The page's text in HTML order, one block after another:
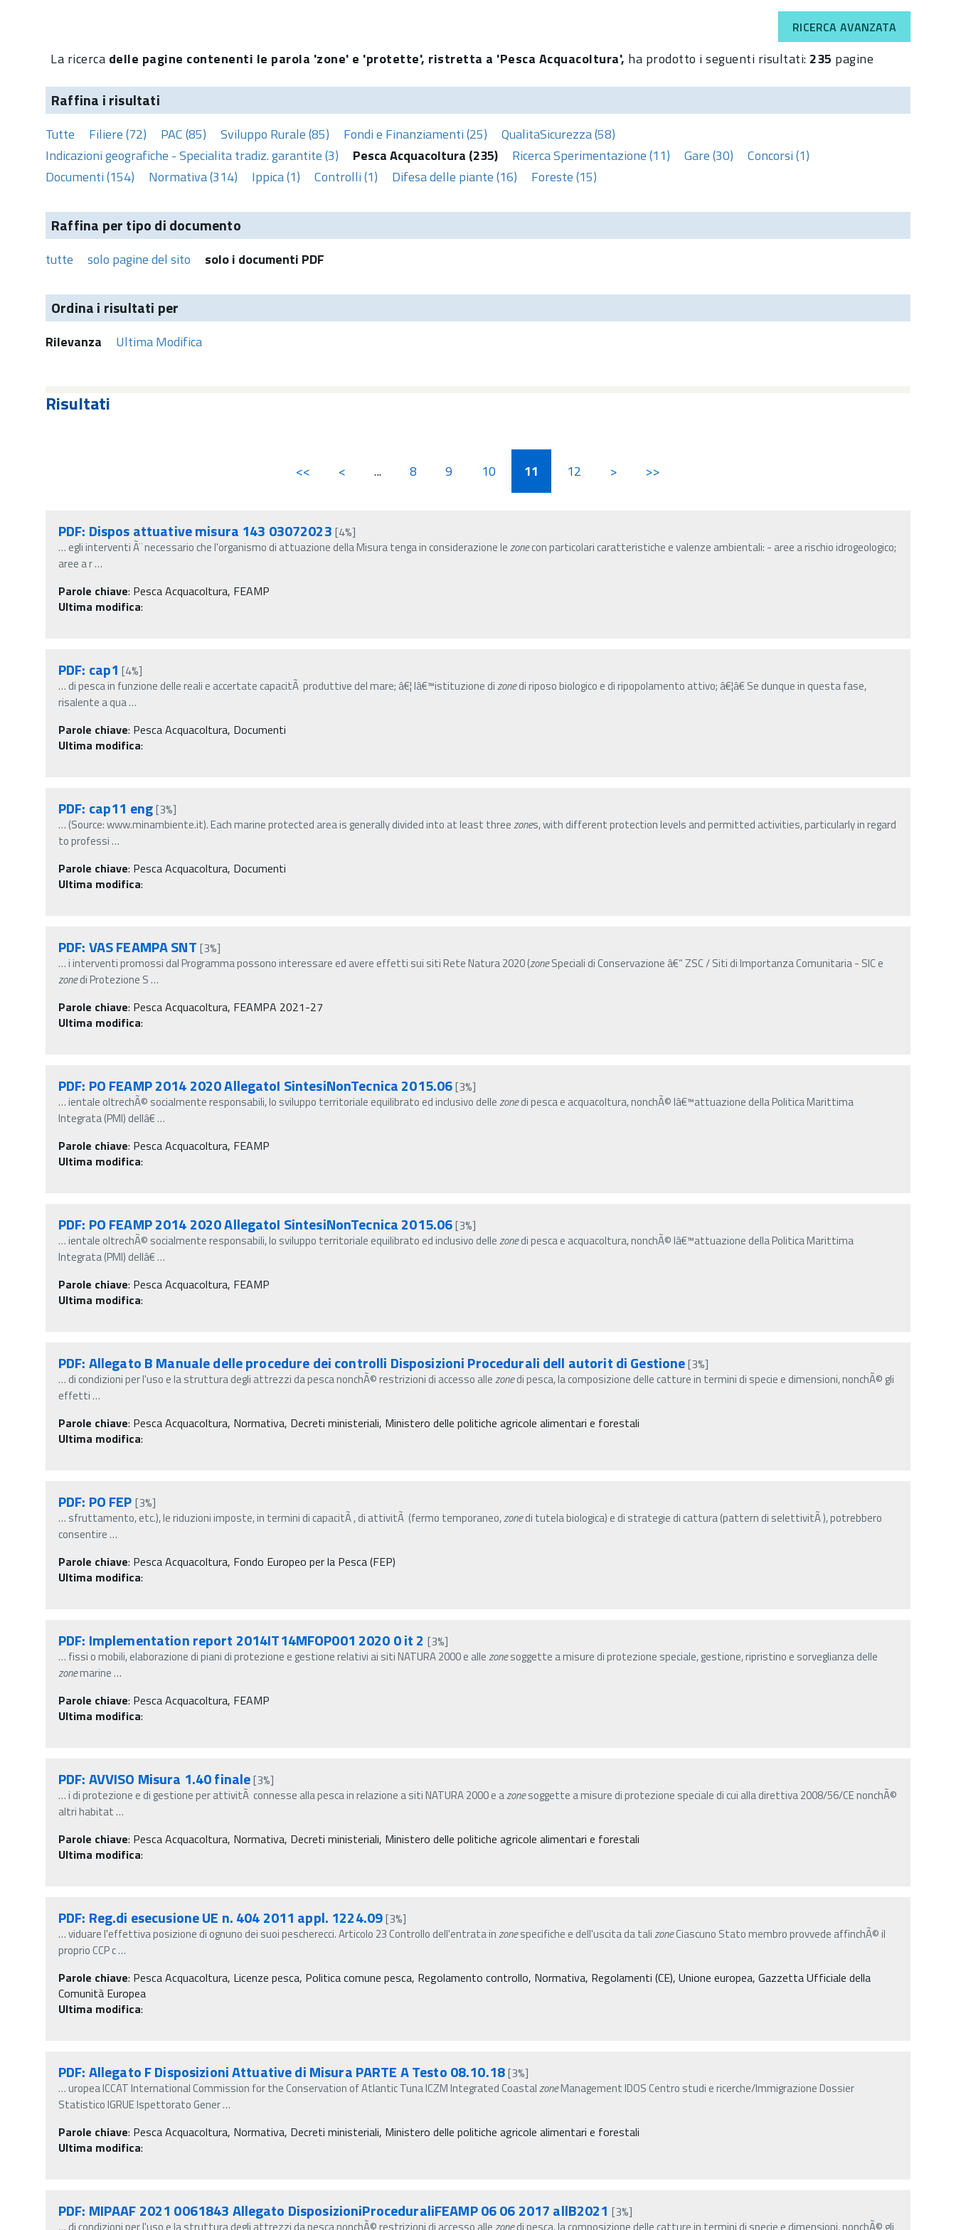
RICERCA AVANZATA
La ricerca delle pagine contenenti le parola 'zone' e 'protette', ristretta a 'Pesca Acquacoltura', ha prodotto i seguenti risultati: 235 pagine
Raffina i risultati
Tutte Filiere (72) PAC (85) Sviluppo Rurale (85) Fondi e Finanziamenti (25)
QualitaSicurezza (58)
Indicazioni geografiche - Specialita tradiz. garantite (3)
Pesca Acquacoltura (235) Ricerca Sperimentazione (11) Gare (30)
Concorsi (1)
Documenti (154)
Normativa (314) Ippica (1) Controlli (1) Difesa delle piante (16) Foreste (15)
Raffina per tipo di documento
tutte solo pagine del sito solo i documenti PDF
Ordina i risultati per
Rilevanza Ultima Modifica
Risultati
<< < ... 8 9 10 11 12 > >>
PDF: Dispos attuative misura 143 03072023 [4%]
… egli interventi Ã¨ necessario che l'organismo di attuazione della Misura tenga in considerazione lezonecon particolari caratteristiche e valenze ambientali: - aree a rischio idrogeologico;
aree a r…
Parole chiave: Pesca Acquacoltura, FEAMP
Ultima modifica:
PDF: cap1 [4%]
…di pesca in funzione delle reali e accertate capacitÃ produttive del mare; â€¦ lâ€™istituzione dizonedi riposo biologico e di ripopolamento attivo; â€¦â€ Se dunque in questa fase,
risalente a qua…
Parole chiave: Pesca Acquacoltura, Documenti
Ultima modifica:
PDF: cap11 eng[3%]
…(Source: www.minambiente.it). Each marine protected area is generally divided into at least threezones, with different protection levels and permitted activities, particularly in regard
to professi…
Parole chiave: Pesca Acquacoltura, Documenti
Ultima modifica:
PDF: VAS FEAMPA SNT [3%]
…i interventi promossi dal Programma possono interessare ed avere effetti sui siti Rete Natura 2020 (zoneSpeciali di Conservazione â€“ ZSC / Siti di Importanza Comunitaria - SIC e
zonedi Protezione S…
Parole chiave: Pesca Acquacoltura, FEAMPA 2021-27
Ultima modifica:
PDF: PO FEAMP 2014 2020 AllegatoI SintesiNonTecnica 2015.06[3%]
…ientale oltrechÃ© socialmente responsabili, lo sviluppo territoriale equilibrato ed inclusivo dellezonedi pesca e acquacoltura, nonchÃ© lâ€™attuazione della Politica Marittima
Integrata (PMI) dellâ€…
Parole chiave: Pesca Acquacoltura, FEAMP
Ultima modifica:
PDF: PO FEAMP 2014 2020 AllegatoI SintesiNonTecnica 2015.06[3%]
…ientale oltrechÃ© socialmente responsabili, lo sviluppo territoriale equilibrato ed inclusivo dellezonedi pesca e acquacoltura, nonchÃ© lâ€™attuazione della Politica Marittima
Integrata (PMI) dellâ€…
Parole chiave: Pesca Acquacoltura, FEAMP
Ultima modifica:
PDF: Allegato B Manuale delle procedure dei controlli Disposizioni Procedurali dell autorit di Gestione[3%]
…di condizioni per l'uso e la struttura degli attrezzi da pesca nonchÃ© restrizioni di accesso allezonedi pesca, la composizione delle catture in termini di specie e dimensioni, nonchÃ© gli
effetti…
Parole chiave: Pesca Acquacoltura, Normativa, Decreti ministeriali, Ministero delle politiche agricole alimentari e forestali
Ultima modifica:
PDF: PO FEP [3%]
… sfruttamento, etc.), le riduzioni imposte, in termini di capacitÃ , di attivitÃ (fermo temporaneo,zonedi tutela biologica) e di strategie di cattura (pattern di selettivitÃ ), potrebbero
consentire…
Parole chiave: Pesca Acquacoltura, Fondo Europeo per la Pesca (FEP)
Ultima modifica:
PDF: Implementation report 2014IT14MFOP001 2020 0 it 2 [3%]
… fissi o mobili, elaborazione di piani di protezione e gestione relativi ai siti NATURA 2000 e allezonesoggette a misure di protezione speciale, gestione, ripristino e sorveglianza delle
zonemarine…
Parole chiave: Pesca Acquacoltura, FEAMP
Ultima modifica:
PDF: AVVISO Misura 1.40 finale[3%]
…i di protezione e di gestione per attivitÃ connesse alla pesca in relazione a siti NATURA 2000 e azonesoggette a misure di protezione speciale di cui alla direttiva 2008/56/CE nonchÃ©
altri habitat…
Parole chiave: Pesca Acquacoltura, Normativa, Decreti ministeriali, Ministero delle politiche agricole alimentari e forestali
Ultima modifica:
PDF: Reg.di esecusione UE n. 404 2011 appl. 1224.09[3%]
…viduare l'effettiva posizione di ognuno dei suoi pescherecci. Articolo 23 Controllo dell'entrata inzonespecifiche e dell'uscita da talizoneCiascuno Stato membro provvede affinchÃ© il
proprio CCP c…
Parole chiave: Pesca Acquacoltura, Licenze pesca, Politica comune pesca, Regolamento controllo, Normativa, Regolamenti (CE), Unione europea, Gazzetta Ufficiale della
Comunità Europea
Ultima modifica:
PDF: Allegato F Disposizioni Attuative di Misura PARTE A Testo 08.10.18[3%]
…uropea ICCAT International Commission for the Conservation of Atlantic Tuna ICZM Integrated CoastalzoneManagement IDOS Centro studi e ricerche/Immigrazione Dossier
Statistico IGRUE Ispettorato Gener…
Parole chiave: Pesca Acquacoltura, Normativa, Decreti ministeriali, Ministero delle politiche agricole alimentari e forestali
Ultima modifica:
PDF: MIPAAF 2021 0061843 Allegato DisposizioniProceduraliFEAMP 06 06 2017 allB2021 [3%]
…di condizioni per l'uso e la struttura degli attrezzi da pesca nonchÃ© restrizioni di accesso alle zonedi pesca, la composizione delle catture in termini di specie e dimensioni, nonchÃ© gli